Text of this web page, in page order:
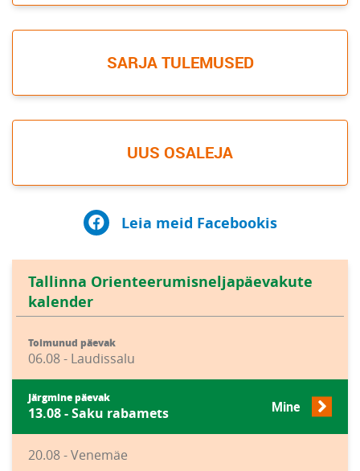
SARJA TULEMUSED
UUS OSALEJA
Leia meid Facebookis
Tallinna Orienteerumisneljapäevakute
kalender
Toimunud päevak
06.08 - Laudissalu
Järgmine päevak
13.08 - Saku rabamets Mine
20.08 - Venemäe